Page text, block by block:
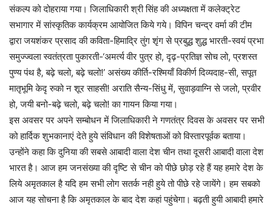
संकल्प को दोहराया गया। जिलाधिकारी श्री सिंह की अध्यक्षता में कलेक्ट्रेट
सभागार में सांस्कृतिक कार्यक्रम आयोजित किये गये। विपिन चन्द्र वर्मा की टीम
द्वारा जयशंकर प्रसाद की कविता-हिमाद्रि तुंग शृंग से प्रबुद्ध शुद्ध भारती-स्वयं प्रभा
समुज्ज्वला स्वतंत्रता पुकारती-‘अमर्त्य वीर पुत्र हो, दृढ़-प्रतिज्ञ सोच लो, प्रशस्त
पुण्य पंथ है, बढ़े चलो, बढ़े चलो!’ असंख्य कीर्ति-रश्मियाँ विकीर्ण दिव्यदाह-सी, सपूत
मातृभूमि केदृ रुको न शूर साहसी! अराति सैन्य-सिंधु में, सुवाड़वाग्नि से जलो, प्रवीर
हो, जयी बनो-बढ़े चलो, बढ़े चलो! का गायन किया गया।
इस अवसर पर अपने सम्बोधन में जिलाधिकारी ने गणतंत्र दिवस के अवसर पर सभी
को हार्दिक शुभकानाएं देते हुये संविधान की विशेषताओं को विस्तारपूर्वक बताया।
उन्होंने कहा कि दुनिया की सबसे आबादी वाला देश चीन तथा दूसरी आबादी वाला देश
भारत है। आज हम जनसंख्या की दृष्टि से चीन को पीछे छोड़ रहे हैं यह हमारे देश के
लिये अमृतकाल है यदि हम सभी लोग सतर्क नही हुये तो पीछे रहे जायेंगे। हम सबको
आज यह सोचना है कि अमृतकाल के बाद देश कहां पहुंचेगा। बढ़ती हुयी आबादी हमारे